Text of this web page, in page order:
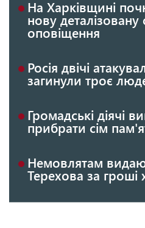
На Харківщині
нову деталізовану
оповіщення
Росія двічі
загинули троє
Громадські діячі
прибрати сім
Немовлятам
Терехова за гроші